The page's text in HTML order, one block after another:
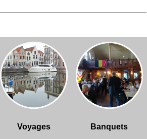
Voyages Banquets